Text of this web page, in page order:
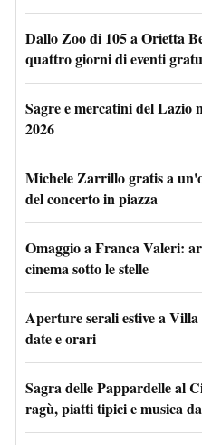
Dallo Zoo di 105 a Orietta
quattro giorni di eventi
Sagre e mercatini del Lazio
2026
Michele Zarrillo gratis a
del concerto in piazza
Omaggio a Franca Valeri:
cinema sotto le stelle
Aperture serali estive a
date e orari
Sagra delle Pappardelle al
ragù, piatti tipici e musica